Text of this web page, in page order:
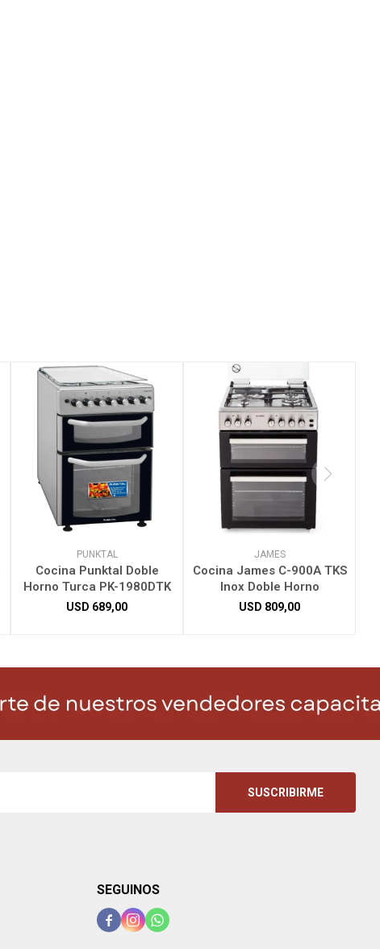
PUNKTAL
Cocina Punktal Doble
Horno Turca PK-1980DTK
USD 689,00
JAMES
Cocina James C-900A TKS
Inox Doble Horno
USD 809,00
SUSCRIBIRME
SEGUINOS
  